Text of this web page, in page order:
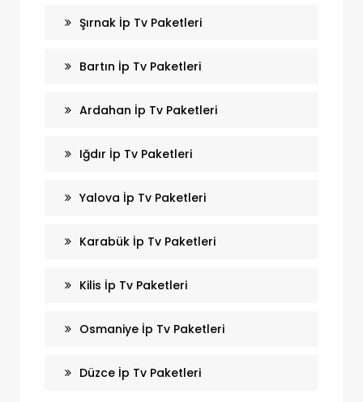
Şırnak İp Tv Paketleri
Bartın İp Tv Paketleri
Ardahan İp Tv Paketleri
Iğdır İp Tv Paketleri
Yalova İp Tv Paketleri
Karabük İp Tv Paketleri
Kilis İp Tv Paketleri
Osmaniye İp Tv Paketleri
Düzce İp Tv Paketleri